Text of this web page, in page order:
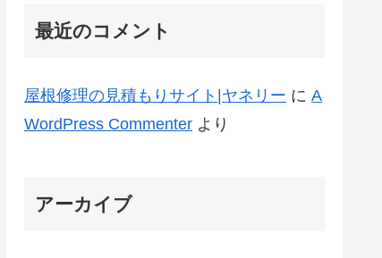
最近のコメント
屋根修理の見積もりサイト|ヤネリー に A
WordPress Commenter より
アーカイブ